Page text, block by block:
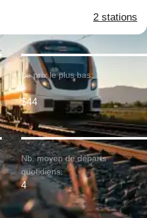
2 stations
Le prix le plus bas:
$44
Nb. moyen de départs
quotidiens:
4